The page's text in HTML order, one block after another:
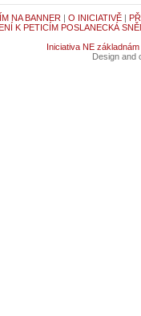
NA BANNER | O INICIATIVĚ|
K PETICÍM POSLANECKÁ
Iniciativa NE základnám
Design and